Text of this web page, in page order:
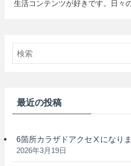
生活コンテンツが好きです。日々
最近の投稿
6箇所カラザドアクセⅩになりま
2026年3月19日